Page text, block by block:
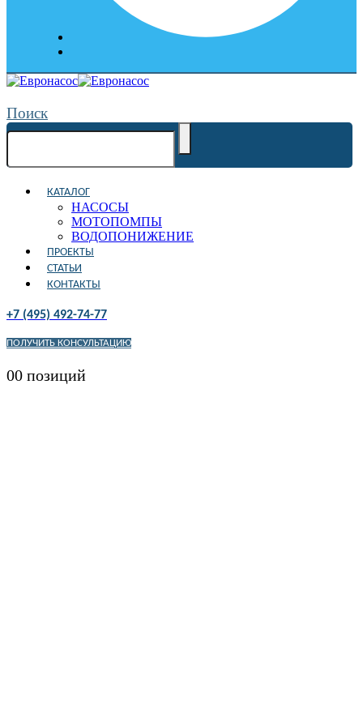
Поиск
КАТАЛОГ
НАСОСЫ
МОТОПОМПЫ
ВОДОПОНИЖЕНИЕ
ПРОЕКТЫ
СТАТЬИ
КОНТАКТЫ
+7 (495) 492-74-77
ПОЛУЧИТЬ КОНСУЛЬТАЦИЮ
00 позиций